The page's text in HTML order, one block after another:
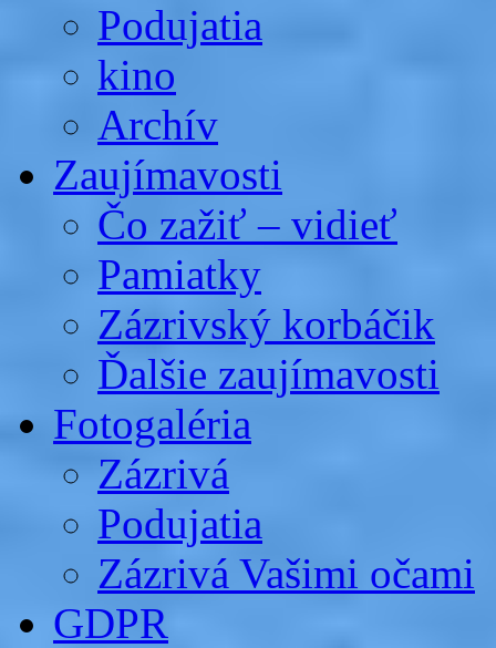
Podujatia
kino
Archív
Zaujímavosti
Čo zažiť – vidieť
Pamiatky
Zázrivský korbáčik
Ďalšie zaujímavosti
Fotogaléria
Zázrivá
Podujatia
Zázrivá Vašimi očami
GDPR